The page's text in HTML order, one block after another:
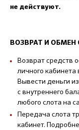
не действуют.
ВОЗВРАТ И ОБМЕН
Возврат средств
личного кабинета
Вывести деньги
с внутреннего
любого слота на
Передача слота
кабинет.